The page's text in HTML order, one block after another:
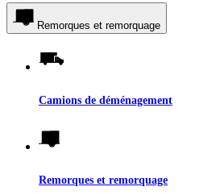
Remorques et remorquage
Camions de déménagement
Remorques et remorquage